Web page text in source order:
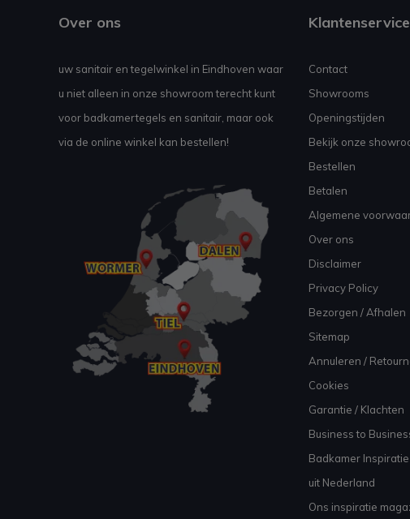
Over ons
uw sanitair en tegelwinkel in Eindhoven waar
u niet alleen in onze showroom terecht kunt
voor badkamertegels en sanitair, maar ook
via de online winkel kan bestellen!
Klantenservice
Contact
Showrooms
Openingstijden
Bekijk onze
Bestellen
Betalen
Algemene
Over ons
Disclaimer
Privacy Policy
Bezorgen / Afhalen
Sitemap
Annuleren /
Cookies
Garantie / Klachten
Business to
Badkamer
uit Nederland
Ons inspiratie